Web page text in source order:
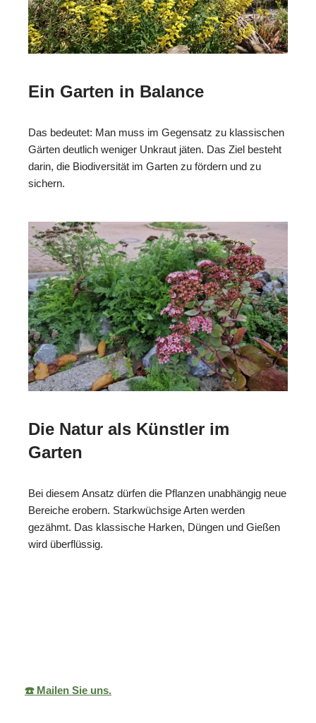
Ein Garten in Balance
Das bedeutet: Man muss im Gegensatz zu klassischen
Gärten deutlich weniger Unkraut jäten. Das Ziel besteht
darin, die Biodiversität im Garten zu fördern und zu
sichern.
Die Natur als Künstler im
Garten
Bei diesem Ansatz dürfen die Pflanzen unabhängig neue
Bereiche erobern. Starkwüchsige Arten werden
gezähmt. Das klassische Harken, Düngen und Gießen
wird überflüssig.
☎️ Mailen Sie uns.